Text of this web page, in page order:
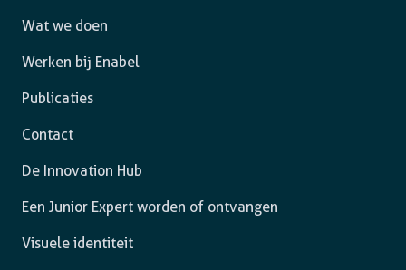
Wat we doen
Werken bij Enabel
Publicaties
Contact
De Innovation Hub
Een Junior Expert worden of ontvangen
Visuele identiteit